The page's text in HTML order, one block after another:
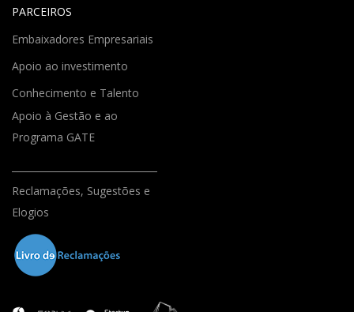
PARCEIROS
Embaixadores Empresariais
Apoio ao investimento
Conhecimento e Talento
Apoio à Gestão e ao
Programa GATE
Reclamações, Sugestões e
Elogios